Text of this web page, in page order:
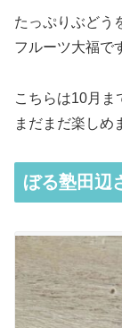
たっぷりぶどう
フルーツ大福で
こちらは10月ま
まだまだ楽しめ
ぼる塾田辺